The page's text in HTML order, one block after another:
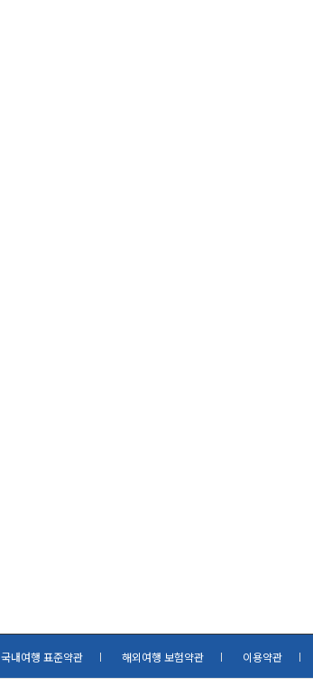
국내여행 표준약관 해외여행 보험약관 이용약관